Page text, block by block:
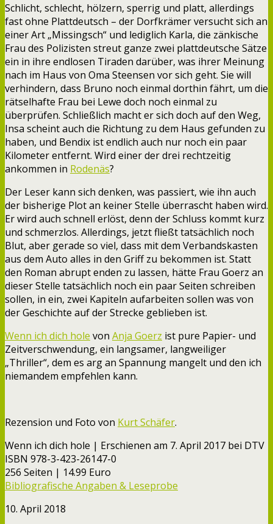
Schlicht, schlecht, hölzern, sperrig und platt, allerdings
fast ohne Plattdeutsch – der Dorfkrämer versucht sich an
einer Art „Missingsch“ und lediglich Karla, die zänkische
Frau des Polizisten streut ganze zwei plattdeutsche Sätze
ein in ihre endlosen Tiraden darüber, was ihrer Meinung
nach im Haus von Oma Steensen vor sich geht. Sie will
verhindern, dass Bruno noch einmal dorthin fährt, um die
rätselhafte Frau bei Lewe doch noch einmal zu
überprüfen. Schließlich macht er sich doch auf den Weg,
Insa scheint auch die Richtung zu dem Haus gefunden zu
haben, und Bendix ist endlich auch nur noch ein paar
Kilometer entfernt. Wird einer der drei rechtzeitig
ankommen in Rodenäs?
Der Leser kann sich denken, was passiert, wie ihn auch
der bisherige Plot an keiner Stelle überrascht haben wird.
Er wird auch schnell erlöst, denn der Schluss kommt kurz
und schmerzlos. Allerdings, jetzt fließt tatsächlich noch
Blut, aber gerade so viel, dass mit dem Verbandskasten
aus dem Auto alles in den Griff zu bekommen ist. Statt
den Roman abrupt enden zu lassen, hätte Frau Goerz an
dieser Stelle tatsächlich noch ein paar Seiten schreiben
sollen, in ein, zwei Kapiteln aufarbeiten sollen was von
der Geschichte auf der Strecke geblieben ist.
Wenn ich dich hole von Anja Goerz ist pure Papier- und
Zeitverschwendung, ein langsamer, langweiliger
„Thriller“, dem es arg an Spannung mangelt und den ich
niemandem empfehlen kann.
Rezension und Foto von Kurt Schäfer.
Wenn ich dich hole | Erschienen am 7. April 2017 bei DTV
ISBN 978-3-423-26147-0
256 Seiten | 14.99 Euro
Bibliografische Angaben & Leseprobe
10. April 2018